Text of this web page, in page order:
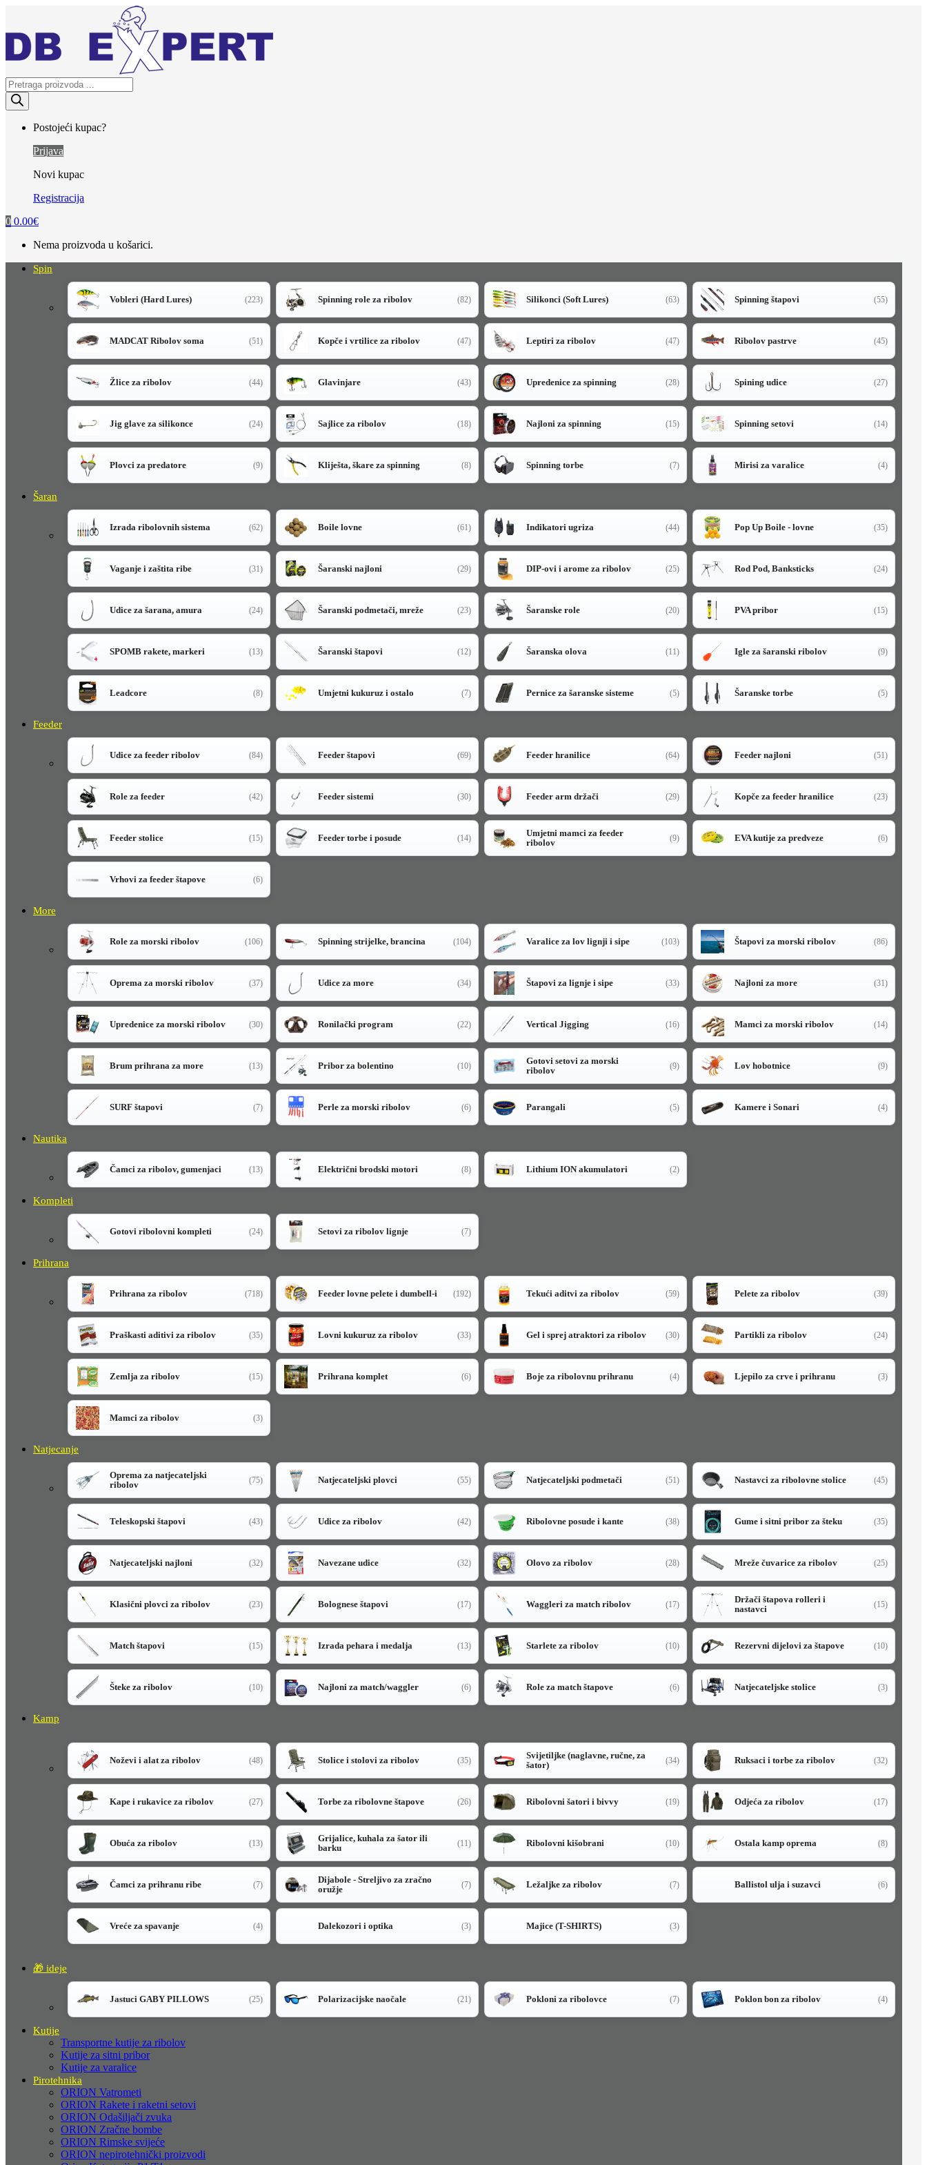
navigation
content
Products
search
Postojeći kupac?
Prijava
Novi kupac
Registracija
0 0.00€
Nema proizvoda u košarici.
Spin
Vobleri (Hard Lures) (223) Spinning role za ribolov (82) Silikonci (Soft Lures) (63) Spinning štapovi (55)
MADCAT Ribolov soma (51) Kopče i vrtilice za ribolov (47) Leptiri za ribolov (47) Ribolov pastrve (45)
Žlice za ribolov (44) Glavinjare (43) Upredenice za spinning (28) Spining udice (27)
Jig glave za silikonce (24) Sajlice za ribolov (18) Najloni za spinning (15) Spinning setovi (14)
Plovci za predatore (9) Kliješta, škare za spinning (8) Spinning torbe (7) Mirisi za varalice (4)
Šaran
Izrada ribolovnih sistema (62) Boile lovne (61) Indikatori ugriza (44) Pop Up Boile - lovne (35)
Vaganje i zaštita ribe (31) Šaranski najloni (29) DIP-ovi i arome za ribolov (25) Rod Pod, Banksticks (24)
Udice za šarana, amura (24) Šaranski podmetači, mreže (23) Šaranske role (20) PVA pribor (15)
SPOMB rakete, markeri (13) Šaranski štapovi (12) Šaranska olova (11) Igle za šaranski ribolov (9)
Leadcore (8) Umjetni kukuruz i ostalo (7) Pernice za šaranske sisteme (5) Šaranske torbe (5)
Feeder
Udice za feeder ribolov (84) Feeder štapovi (69) Feeder hranilice (64) Feeder najloni (51)
Role za feeder (42) Feeder sistemi (30) Feeder arm držači (29) Kopče za feeder hranilice (23)
Feeder stolice (15) Feeder torbe i posude (14)
Umjetni mamci za feeder
ribolov
(9) EVA kutije za predveze (6)
Vrhovi za feeder štapove (6)
More
Role za morski ribolov (106) Spinning strijelke, brancina (104) Varalice za lov lignji i sipe (103) Štapovi za morski ribolov (86)
Oprema za morski ribolov (37) Udice za more (34) Štapovi za lignje i sipe (33) Najloni za more (31)
Upredenice za morski ribolov (30) Ronilački program (22) Vertical Jigging (16) Mamci za morski ribolov (14)
Brum prihrana za more (13) Pribor za bolentino (10)
Gotovi setovi za morski
ribolov
(9) Lov hobotnice (9)
SURF štapovi (7) Perle za morski ribolov (6) Parangali (5) Kamere i Sonari (4)
Nautika
Čamci za ribolov, gumenjaci (13) Električni brodski motori (8) Lithium ION akumulatori (2)
Kompleti
Gotovi ribolovni kompleti (24) Setovi za ribolov lignje (7)
Prihrana
Prihrana za ribolov (718) Feeder lovne pelete i dumbell-i (192) Tekući aditvi za ribolov (59) Pelete za ribolov (39)
Praškasti aditivi za ribolov (35) Lovni kukuruz za ribolov (33) Gel i sprej atraktori za ribolov (30) Partikli za ribolov (24)
Zemlja za ribolov (15) Prihrana komplet (6) Boje za ribolovnu prihranu (4) Ljepilo za crve i prihranu (3)
Mamci za ribolov (3)
Natjecanje
Oprema za natjecateljski
ribolov
(75) Natjecateljski plovci (55) Natjecateljski podmetači (51) Nastavci za ribolovne stolice (45)
Teleskopski štapovi (43) Udice za ribolov (42) Ribolovne posude i kante (38) Gume i sitni pribor za šteku (35)
Natjecateljski najloni (32) Navezane udice (32) Olovo za ribolov (28) Mreže čuvarice za ribolov (25)
Klasični plovci za ribolov (23) Bolognese štapovi (17) Waggleri za match ribolov (17)
Držači štapova rolleri i
nastavci
(15)
Match štapovi (15) Izrada pehara i medalja (13) Starlete za ribolov (10) Rezervni dijelovi za štapove (10)
Šteke za ribolov (10) Najloni za match/waggler (6) Role za match štapove (6) Natjecateljske stolice (3)
Kamp
Noževi i alat za ribolov (48) Stolice i stolovi za ribolov (35)
Svijetiljke (naglavne, ručne, za
šator)
(34) Ruksaci i torbe za ribolov (32)
Kape i rukavice za ribolov (27) Torbe za ribolovne štapove (26) Ribolovni šatori i bivvy (19) Odjeća za ribolov (17)
Obuća za ribolov (13)
Grijalice, kuhala za šator ili
barku
(11) Ribolovni kišobrani (10) Ostala kamp oprema (8)
Čamci za prihranu ribe (7)
Dijabole - Streljivo za zračno
oružje
(7) Ležaljke za ribolov (7) Ballistol ulja i suzavci (6)
Vreće za spavanje (4) Dalekozori i optika (3) Majice (T-SHIRTS) (3)
🎁 ideje
Jastuci GABY PILLOWS (25) Polarizacijske naočale (21) Pokloni za ribolovce (7) Poklon bon za ribolov (4)
Kutije
Transportne kutije za ribolov
Kutije za sitni pribor
Kutije za varalice
Pirotehnika
ORION Vatrometi
ORION Rakete i raketni setovi
ORION Odašiljači zvuka
ORION Zračne bombe
ORION Rimske svijeće
ORION nepirotehnički proizvodi